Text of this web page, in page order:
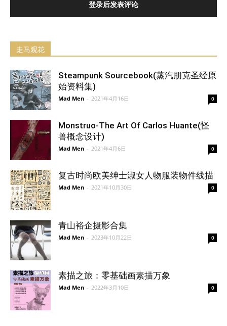
登录后发表评论
走马观花
Steampunk Sourcebook(蒸汽朋克圣经原
始资料集)
Mad Men - 2021年4月16日 0
Monstruo-The Art Of Carlos Huante(怪
兽概念设计)
Mad Men - 2021年4月6日 0
复古时尚欧美绅士淑女人物服装物件线描
Mad Men - 2021年10月30日 0
青山裕企摄影合集
Mad Men - 2023年10月22日 0
素描之旅：零基础画素描万象
Mad Men - 2022年3月10日 0